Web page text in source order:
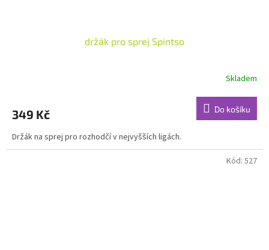
držák pro sprej Spintso
Skladem
349 Kč Do košíku
Držák na sprej pro rozhodčí v nejvyšších ligách.
Kód: 527